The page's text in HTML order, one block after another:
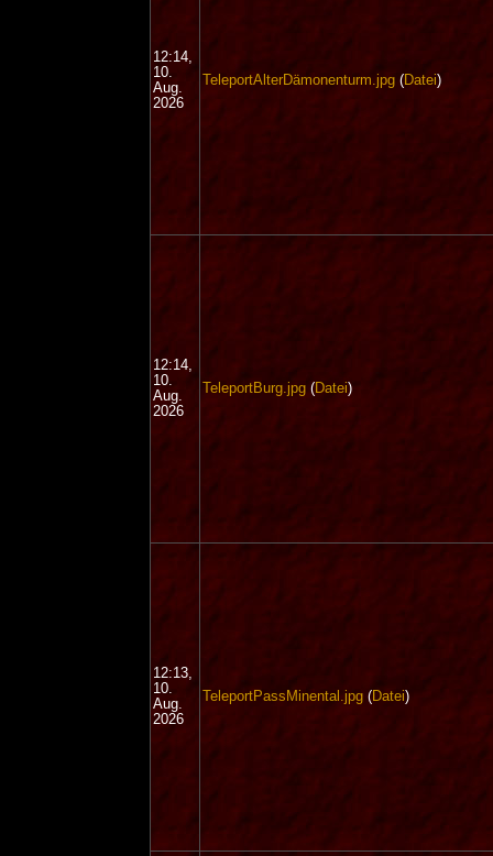
12:14,
10.
Aug.
2026
TeleportAlterDämonenturm.jpg(Datei)
12:14,
10.
Aug.
2026
TeleportBurg.jpg(Datei)
12:13,
10.
Aug.
2026
TeleportPassMinental.jpg(Datei)